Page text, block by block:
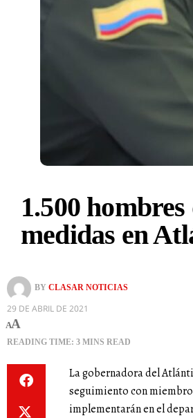
1.500
medidas en
BY CLASAR NOTICIAS
29 DE ABRIL DE 2021
AA
READING TIME: 3 MINS READ
La gobernadora del
seguimiento con
implementarán en el